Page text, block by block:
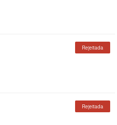
Rejeitada
Rejeitada